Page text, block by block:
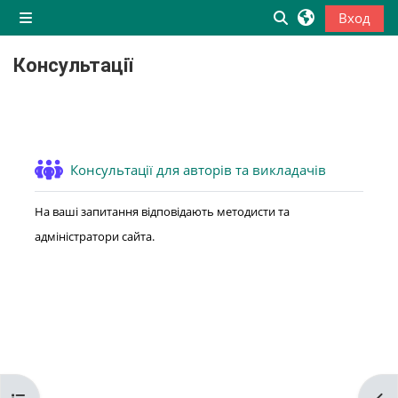
Перейти к основному содержанию
Боковая панель
Изменить
Вход
Консультації
Консультації для авторів та викладачів
На ваші запитання відповідають методисти та
адміністратори сайта.